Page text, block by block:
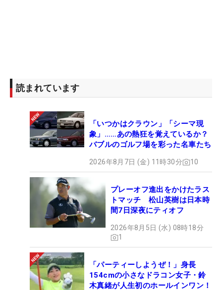
読まれています
「いつかはクラウン」「シーマ現
象」……あの熱狂を覚えているか？
バブルのゴルフ場を彩った名車たち
2026年8月7日 (金) 11時30分 10
プレーオフ進出をかけたラス
トマッチ 松山英樹は日本時
間7日深夜にティオフ
2026年8月5日 (水) 08時18分
1
「パーティーしようぜ！」身長
154cmの小さなドラコン女子・鈴
木真緒が人生初のホールインワン！